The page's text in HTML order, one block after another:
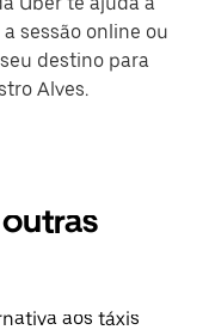
sessão online ou
destino para
Alves.
aos táxis